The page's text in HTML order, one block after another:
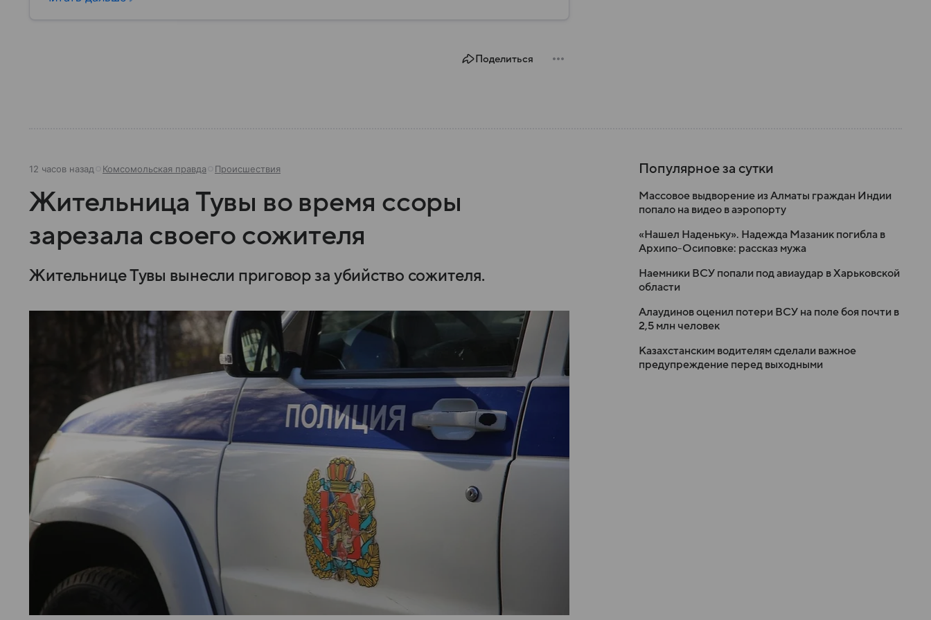
Поделиться
12 часов назад Комсомольская правда Происшествия
Жительница Тувы во время ссоры
зарезала своего сожителя
Жительнице Тувы вынесли приговор за убийство сожителя.
Популярное за сутки
Массовое выдворение из Алматы граждан Индии
попало на видео в аэропорту
«Нашел Наденьку». Надежда Мазаник погибла в
Архипо-Осиповке: рассказ мужа
Наемники ВСУ попали под авиаудар в Харьковской
области
Алаудинов оценил потери ВСУ на поле боя почти в
2,5 млн человек
Казахстанским водителям сделали важное
предупреждение перед выходными